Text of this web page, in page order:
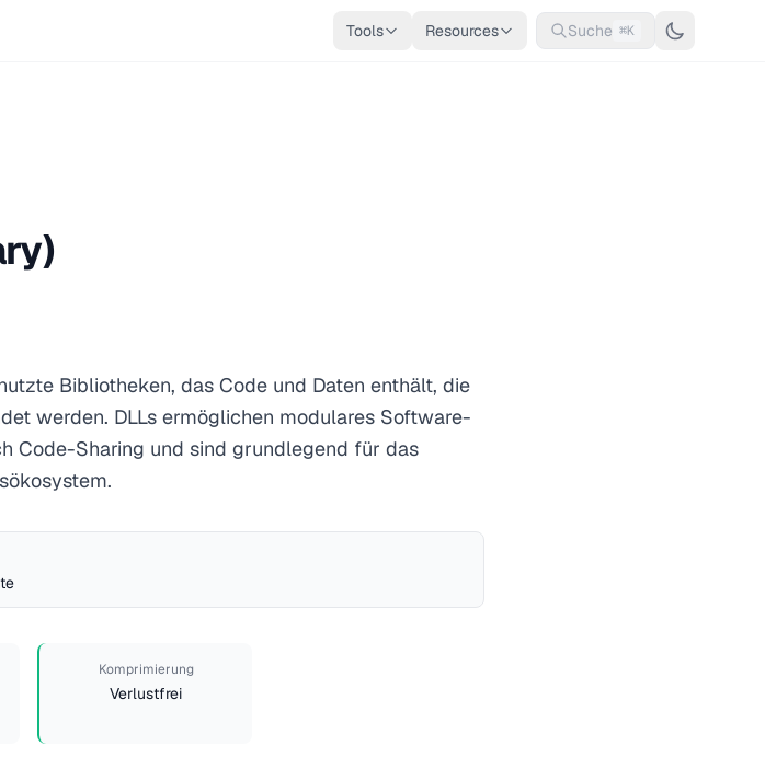
Tools Resources Suche ⌘K
Bibliotheken, das Code und Daten enthält, die
werden. DLLs ermöglichen modulares Software-
Code-Sharing und sind grundlegend für das
Komprimierung
Verlustfrei